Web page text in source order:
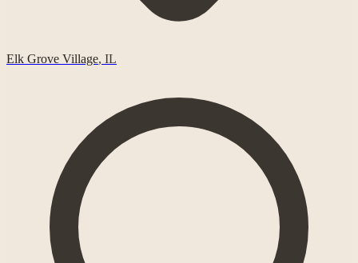
Elk Grove Village, IL